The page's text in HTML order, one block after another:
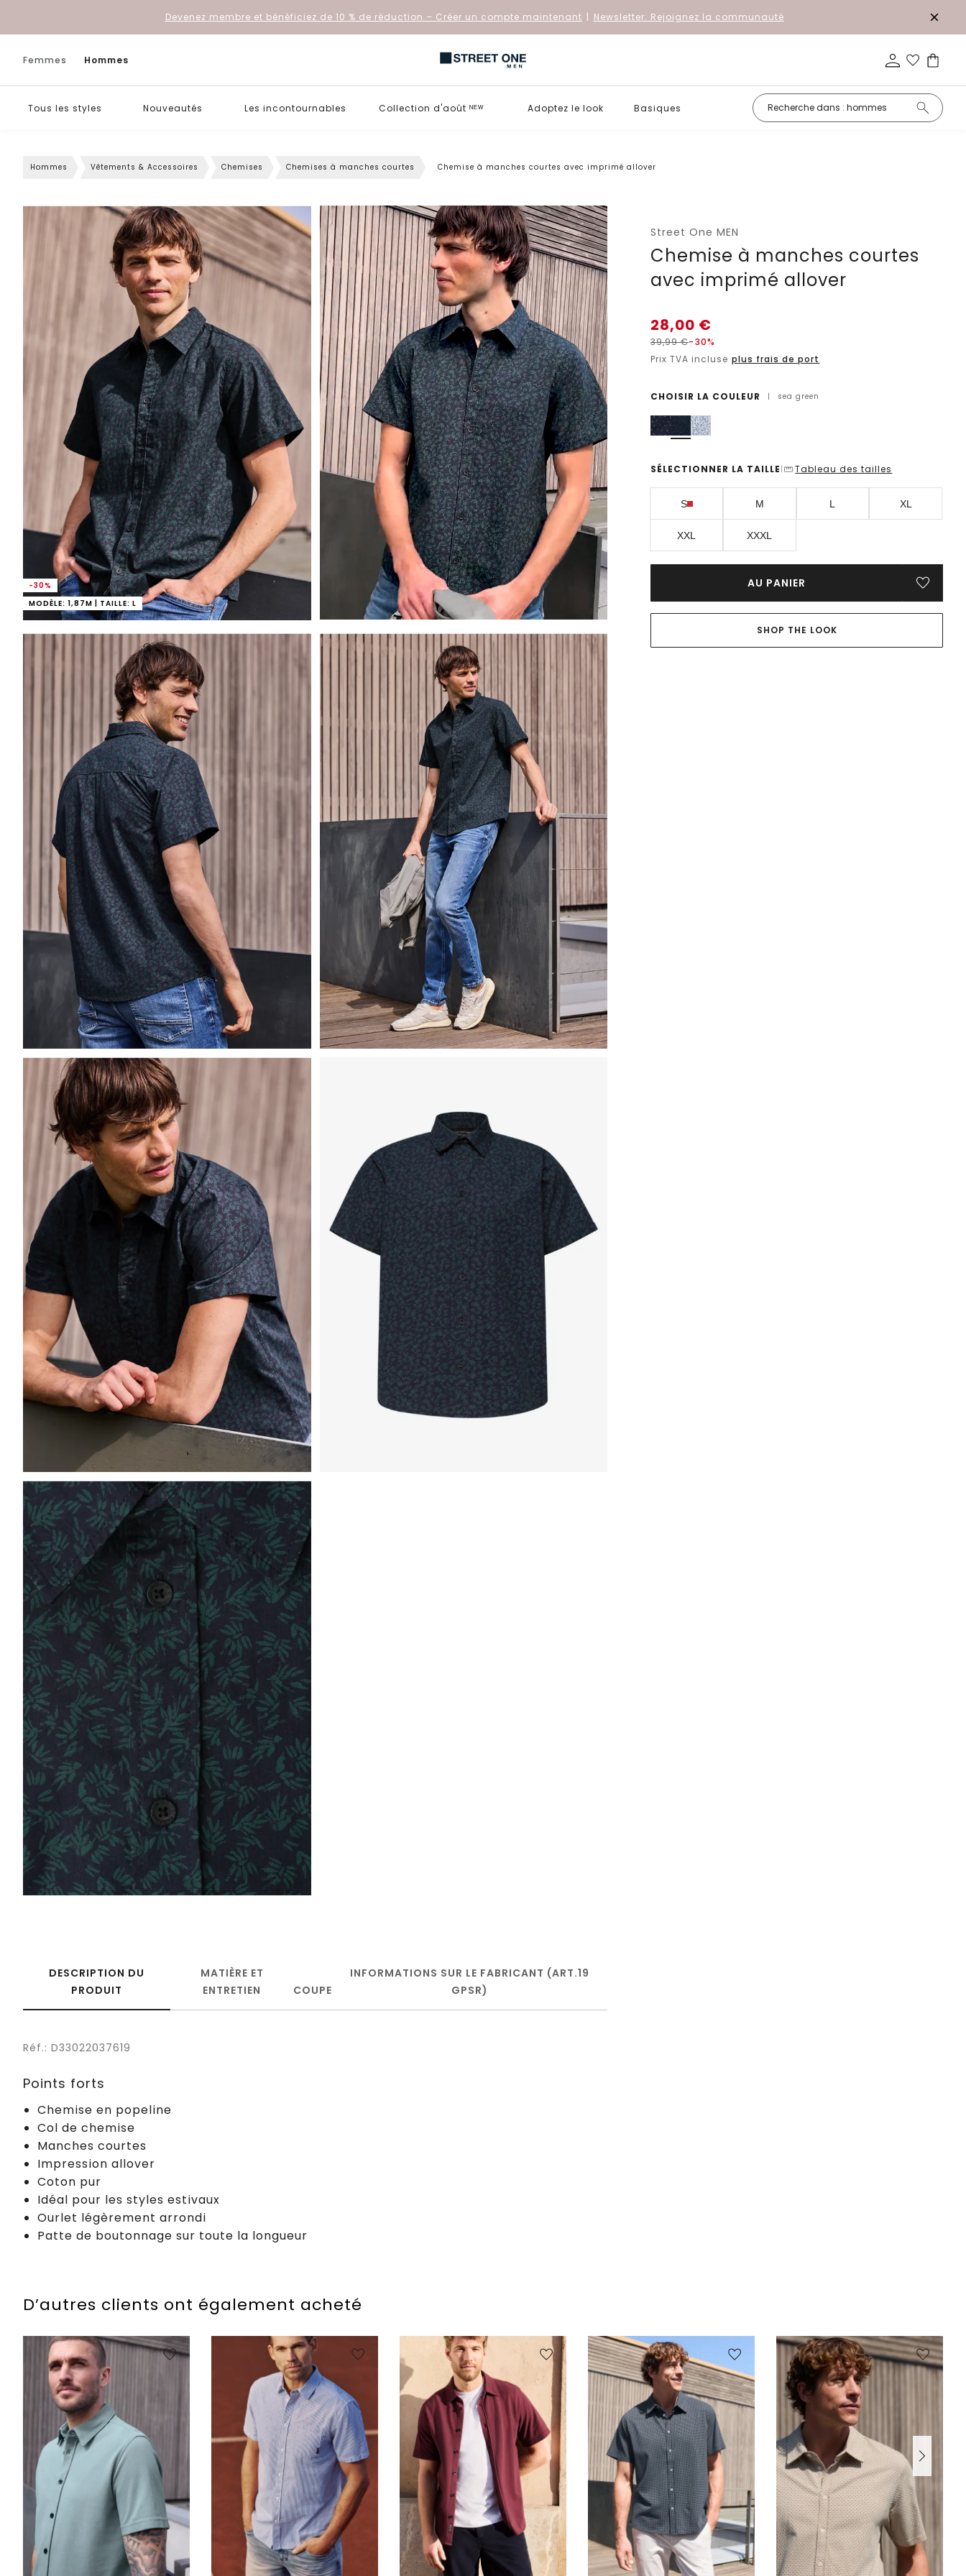
Devenez membre et bénéficiez de 10 % de réduction – Créer un compte maintenant | Newsletter: Rejoignez la communauté
Femmes Hommes
Tous les styles Nouveautés Les incontournables Collection d'août ᴺᴱᵂ Adoptez le look Basiques Petits prix
Hommes Vêtements & Accessoires Chemises Chemises à manches courtes Chemise à manches courtes avec imprimé allover
-30%
MODÈLE: 1,87M | TAILLE: L
Street One MEN
Chemise à manches courtes
avec imprimé allover
28,00 €
39,99€-30%
Prix TVA incluse plus frais de port
CHOISIR LA COULEUR | sea green
SÉLECTIONNER LA TAILLE | Tableau des tailles
S M L XL
XXL XXXL
AU PANIER
SHOP THE LOOK
DESCRIPTION DU
PRODUIT
MATIÈRE ET
ENTRETIEN
COUPE
INFORMATIONS SUR LE FABRICANT (ART.19
GPSR)
Réf.: D33022037619
Points forts
Chemise en popeline
Col de chemise
Manches courtes
Impression allover
Coton pur
Idéal pour les styles estivaux
Ourlet légèrement arrondi
Patte de boutonnage sur toute la longueur
D’autres clients ont également acheté